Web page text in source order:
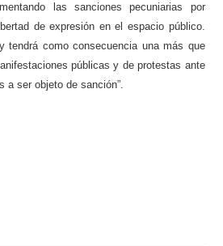
las sanciones pecuniarias por
de expresión en el espacio público.
tendrá como consecuencia una más que
públicas y de protestas ante
a ser objeto de sanción”.